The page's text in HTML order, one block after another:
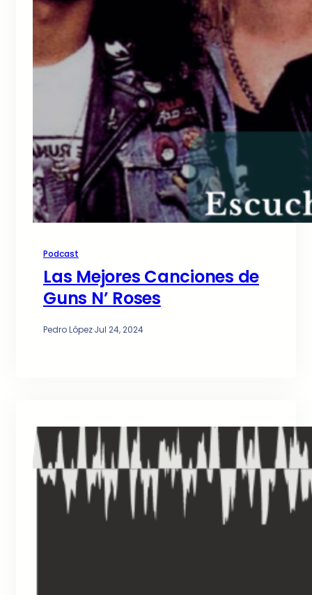
Podcast
Las Mejores Canciones de
Guns N’ Roses
Pedro López·Jul 24, 2024